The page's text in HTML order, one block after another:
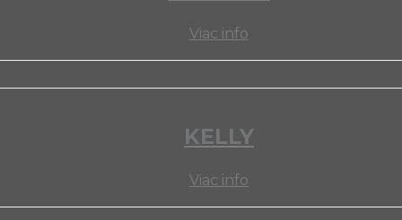
Viac info
KELLY
Viac info